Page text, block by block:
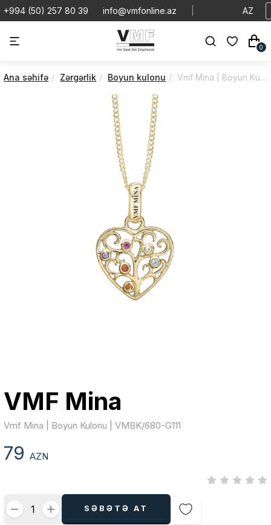
+994 (50) 257 80 39 info@vmfonline.az AZ
0
Ana səhifə Zərgərlik Boyun kulonu Vmf Mina | Boyun Kulonu | VMBK/680-G111
VMF Mina
Vmf Mina | Boyun Kulonu | VMBK/680-G111
79AZN
SƏBƏTƏ AT